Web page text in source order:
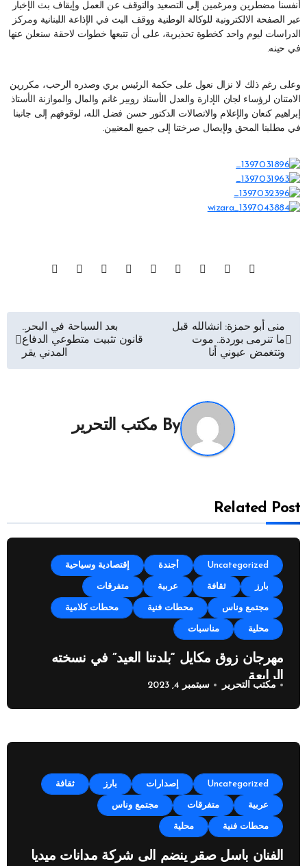
أنفسنا مضطرين ومرغمين إلى التصعيد والتوقف عن العمل وإيقاف بث الإخبار
عبر الصفحة الالكترونية للوكالة الوطنية ووقف البث في الإذاعة اللبنانية ومركز
الدراسات ليوم واحد كخطوة تحذيرية، على أن تتبعها خطوات لاحقة سنعلن عنها
في حينه.
وعلى رغم ذلك لا نزال نعول على حكمة الرئيس بري وصدره الرحب، مكررين
الامتنان لرؤساء لجان الإدارة والعدل الأستاذ روبير غانم والمال والموازنة الأستاذ
إبراهيم كنعان والإعلام والاتصالات الدكتور حسن فضل الله، لوقوفهم إلى جانبنا
في مطلبنا المحق ولإيصال صرختنا إلى جميع المعنيين.
تصفّح
المقالات
منى أبو حمزة: انشالله قبل
ما تنرمى بوردة.. موت
وتتغمض عيوني أنا
بعد السباحة في البحر..
قانون تثبيت متطوعي الدفاع
المدني يقر
By مكتب التحرير
Related Post
Uncategorized أجندة إقتصادية وسياحية
بارز ثقافة عربية متفرقات
مجتمع وناس محطات فنية محطات كلامية
محلية مناسبات
مهرجان زوق مكايل “بلدتنا العيد” في نسخته
الرابعة
مكتب التحرير سبتمبر 4, 2023
Uncategorized إصدارات بارز ثقافة
عربية متفرقات مجتمع وناس
محطات فنية محلية
الفنان باسل صقر ينضم الى شركة مدانات ميديا